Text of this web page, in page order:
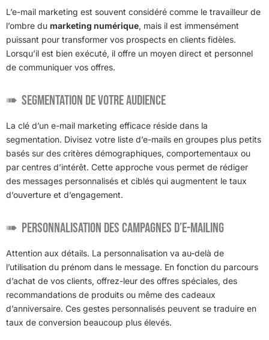
L’e-mail marketing est souvent considéré comme le travailleur de
l’ombre du marketing numérique, mais il est immensément
puissant pour transformer vos prospects en clients fidèles.
Lorsqu’il est bien exécuté, il offre un moyen direct et personnel
de communiquer vos offres.
Segmentation de votre audience
La clé d’un e-mail marketing efficace réside dans la
segmentation. Divisez votre liste d’e-mails en groupes plus petits
basés sur des critères démographiques, comportementaux ou
par centres d’intérêt. Cette approche vous permet de rédiger
des messages personnalisés et ciblés qui augmentent le taux
d’ouverture et d’engagement.
Personnalisation des campagnes d’e-mailing
Attention aux détails. La personnalisation va au-delà de
l’utilisation du prénom dans le message. En fonction du parcours
d’achat de vos clients, offrez-leur des offres spéciales, des
recommandations de produits ou même des cadeaux
d’anniversaire. Ces gestes personnalisés peuvent se traduire en
taux de conversion beaucoup plus élevés.